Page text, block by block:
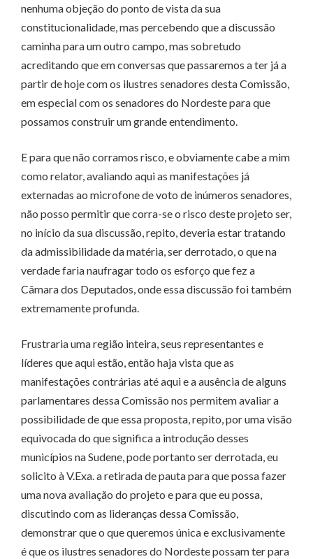
nenhuma objeção do ponto de vista da sua
constitucionalidade, mas percebendo que a discussão
caminha para um outro campo, mas sobretudo
acreditando que em conversas que passaremos a ter já a
partir de hoje com os ilustres senadores desta Comissão,
em especial com os senadores do Nordeste para que
possamos construir um grande entendimento.
E para que não corramos risco, e obviamente cabe a mim
como relator, avaliando aqui as manifestações já
externadas ao microfone de voto de inúmeros senadores,
não posso permitir que corra-se o risco deste projeto ser,
no início da sua discussão, repito, deveria estar tratando
da admissibilidade da matéria, ser derrotado, o que na
verdade faria naufragar todo os esforço que fez a
Câmara dos Deputados, onde essa discussão foi também
extremamente profunda.
Frustraria uma região inteira, seus representantes e
líderes que aqui estão, então haja vista que as
manifestações contrárias até aqui e a ausência de alguns
parlamentares dessa Comissão nos permitem avaliar a
possibilidade de que essa proposta, repito, por uma visão
equivocada do que significa a introdução desses
municípios na Sudene, pode portanto ser derrotada, eu
solicito à V.Exa. a retirada de pauta para que possa fazer
uma nova avaliação do projeto e para que eu possa,
discutindo com as lideranças dessa Comissão,
demonstrar que o que queremos única e exclusivamente
é que os ilustres senadores do Nordeste possam ter para